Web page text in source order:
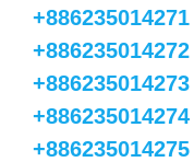
+886235014271
+886235014272
+886235014273
+886235014274
+886235014275